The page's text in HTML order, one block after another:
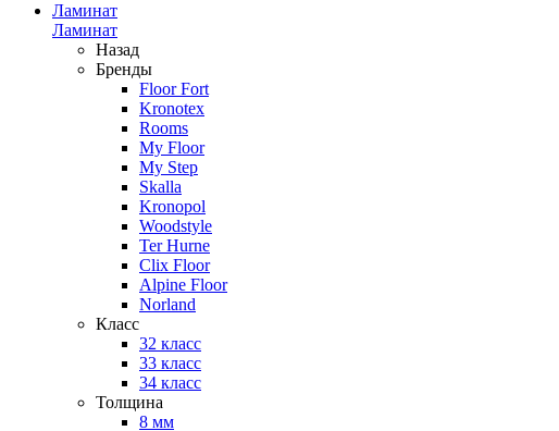
Ламинат
Ламинат
Назад
Бренды
Floor Fort
Kronotex
Rooms
My Floor
My Step
Skalla
Kronopol
Woodstyle
Ter Hurne
Clix Floor
Alpine Floor
Norland
Класс
32 класс
33 класс
34 класс
Толщина
8 мм